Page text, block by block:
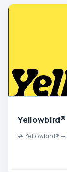
Yellowbird®
# Yellowbird®